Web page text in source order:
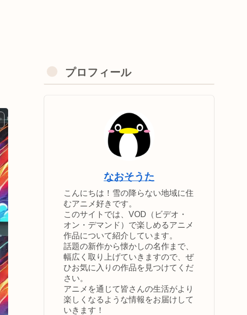
プロフィール
なおそうた
こんにちは！雪の降らない地域に住
むアニメ好きです。
このサイトでは、VOD（ビデオ・
オン・デマンド）で楽しめるアニメ
作品について紹介しています。
話題の新作から懐かしの名作まで、
幅広く取り上げていきますので、ぜ
ひお気に入りの作品を見つけてくだ
さい。
アニメを通じて皆さんの生活がより
楽しくなるような情報をお届けして
いきます！